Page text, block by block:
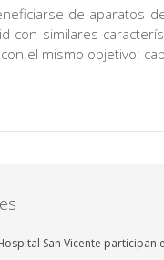
de aparatos
con similares
el mismo objetivo:
San Vicente participan